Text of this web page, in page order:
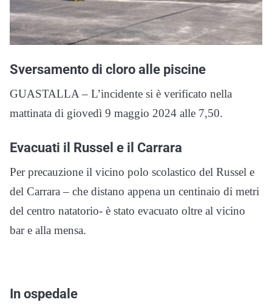
Sversamento di cloro alle piscine
GUASTALLA – L’incidente si è verificato nella
mattinata di giovedì 9 maggio 2024 alle 7,50.
Evacuati il Russel e il Carrara
Per precauzione il vicino polo scolastico del Russel e
del Carrara – che distano appena un centinaio di metri
del centro natatorio- è stato evacuato oltre al vicino
bar e alla mensa.
In ospedale